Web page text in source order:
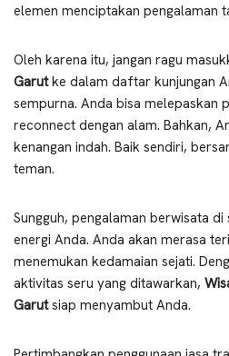
elemen menciptakan pengalaman
Oleh karena itu, jangan ragu
Garutke dalam daftar kunjungan
sempurna. Anda bisa melepaskan
reconnect dengan alam. Bahkan,
kenangan indah. Baik sendiri,
teman.
Sungguh, pengalaman berwisata
energi Anda. Anda akan merasa
menemukan kedamaian sejati.
aktivitas seru yang ditawarkan,
Garutsiap menyambut Anda.